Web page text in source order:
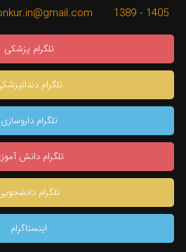
1405 - 1389 konkur.in@gmail.com
تلگرام پزشکی
تلگرام
تلگرام داروسازی
تلگرام دانش
تلگرام
اینستاگرام